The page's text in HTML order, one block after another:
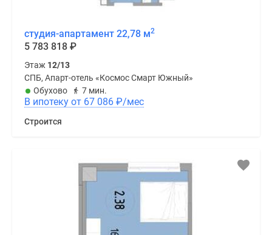
студия-апартамент 22,78 м2
5 783 818 ₽
Этаж 12/13
СПБ, Апарт-отель «Космос Смарт Южный»
Обухово
7 мин.
В ипотеку от 67 086 ₽/мес
Строится